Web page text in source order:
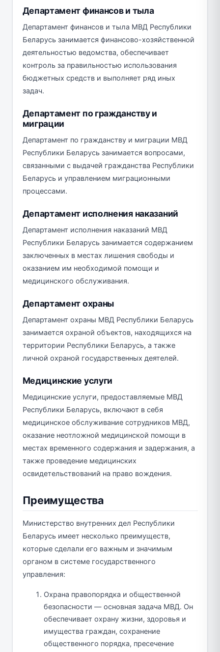
Департамент финансов и тыла
Департамент финансов и тыла МВД Республики
Беларусь занимается финансово-хозяйственной
деятельностью ведомства, обеспечивает
контроль за правильностью использования
бюджетных средств и выполняет ряд иных
задач.
Департамент по гражданству и
миграции
Департамент по гражданству и миграции МВД
Республики Беларусь занимается вопросами,
связанными с выдачей гражданства Республики
Беларусь и управлением миграционными
процессами.
Департамент исполнения наказаний
Департамент исполнения наказаний МВД
Республики Беларусь занимается содержанием
заключенных в местах лишения свободы и
оказанием им необходимой помощи и
медицинского обслуживания.
Департамент охраны
Департамент охраны МВД Республики Беларусь
занимается охраной объектов, находящихся на
территории Республики Беларусь, а также
личной охраной государственных деятелей.
Медицинские услуги
Медицинские услуги, предоставляемые МВД
Республики Беларусь, включают в себя
медицинское обслуживание сотрудников МВД,
оказание неотложной медицинской помощи в
местах временного содержания и задержания, а
также проведение медицинских
освидетельствований на право вождения.
Преимущества
Министерство внутренних дел Республики
Беларусь имеет несколько преимуществ,
которые сделали его важным и значимым
органом в системе государственного
управления:
Охрана правопорядка и общественной
безопасности — основная задача МВД. Он
обеспечивает охрану жизни, здоровья и
имущества граждан, сохранение
общественного порядка, пресечение